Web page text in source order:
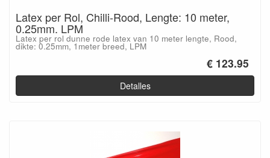
Latex per Rol, Chilli-Rood, Lengte: 10 meter,
0.25mm. LPM
Latex per rol dunne rode latex van 10 meter lengte, Rood,
dikte: 0.25mm, 1meter breed, LPM
€ 123.95
Detalles